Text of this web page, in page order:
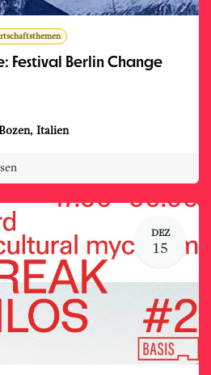
Festival Berlin Change
, Italien
DEZ
15